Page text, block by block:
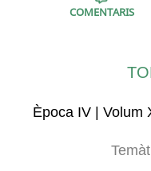
COMENTARIS
Època IV | Volum